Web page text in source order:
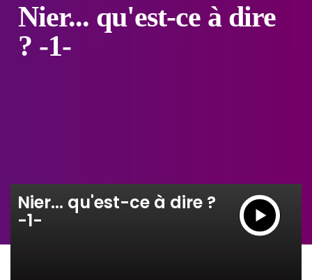
Nier... qu'est-ce à dire
? -1-
Nier... qu'est-ce à dire ?
-1-